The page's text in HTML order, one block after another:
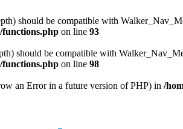
should be compatible with
functions.php on line 93
should be compatible with
functions.php on line 98
an Error in a future version of PHP) in /